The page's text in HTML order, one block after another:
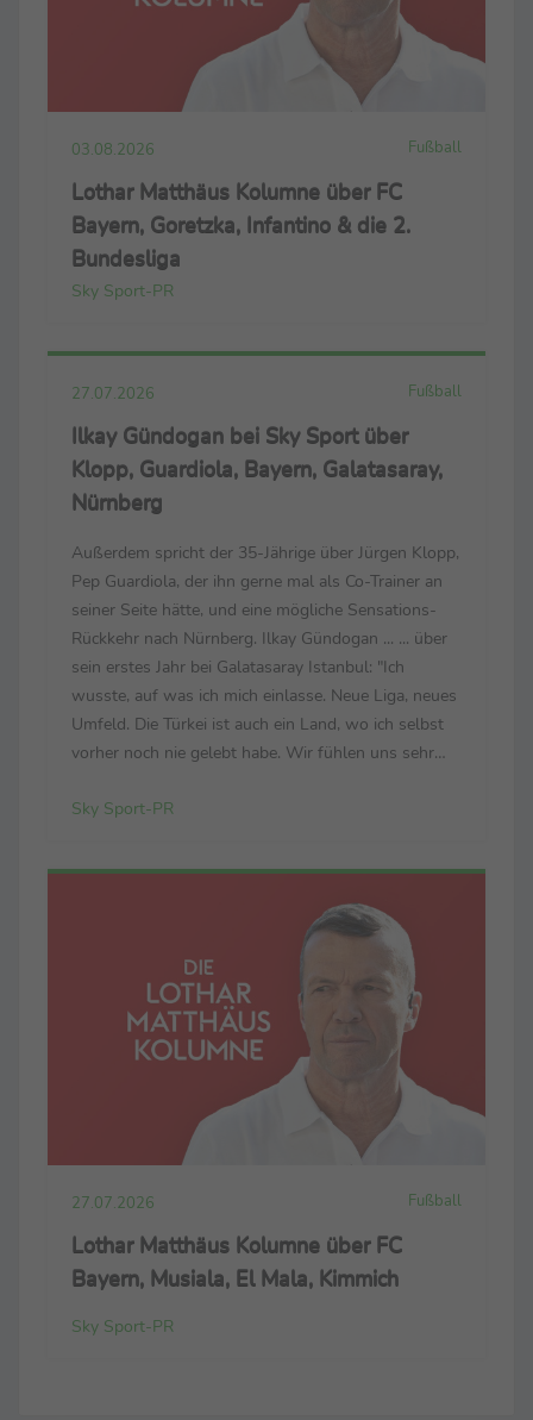
03.08.2026 Fußball
Lothar Matthäus Kolumne über FC
Bayern, Goretzka, Infantino & die 2.
Bundesliga
Sky Sport-PR
27.07.2026 Fußball
Ilkay Gündogan bei Sky Sport über
Klopp, Guardiola, Bayern, Galatasaray,
Nürnberg
Außerdem spricht der 35-Jährige über Jürgen Klopp,
Pep Guardiola, der ihn gerne mal als Co-Trainer an
seiner Seite hätte, und eine mögliche Sensations-
Rückkehr nach Nürnberg. Ilkay Gündogan ... ... über
sein erstes Jahr bei Galatasaray Istanbul: "Ich
wusste, auf was ich mich einlasse. Neue Liga, neues
Umfeld. Die Türkei ist auch ein Land, wo ich selbst
vorher noch nie gelebt habe. Wir fühlen uns sehr
hat ein enormes Potenzial, ...
Sky Sport-PR
27.07.2026 Fußball
Lothar Matthäus Kolumne über FC
Bayern, Musiala, El Mala, Kimmich
Sky Sport-PR